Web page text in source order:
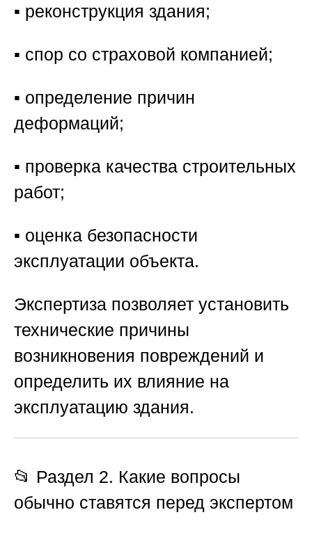
▪️ реконструкция здания;
▪️ спор со страховой компанией;
▪️ определение причин
деформаций;
▪️ проверка качества строительных
работ;
▪️ оценка безопасности
эксплуатации объекта.
Экспертиза позволяет установить
технические причины
возникновения повреждений и
определить их влияние на
эксплуатацию здания.
📂 Раздел 2. Какие вопросы
обычно ставятся перед экспертом